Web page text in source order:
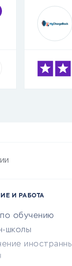
И РАБОТА
обучению
школы